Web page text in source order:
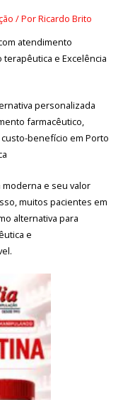
/ PorRicardo Brito
atendimento
e Excelência
personalizada
farmacêutico,
benefício em Porto
moderna e seu valor
muitos pacientes em
alternativa para
e